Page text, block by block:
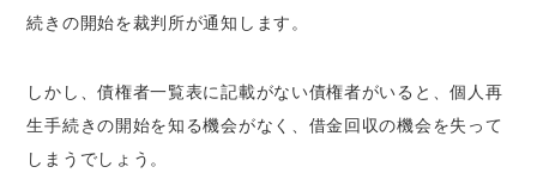
続きの開始を裁判所が通知します。
しかし、債権者一覧表に記載がない債権者がいると、個人再
生手続きの開始を知る機会がなく、借金回収の機会を失って
しまうでしょう。